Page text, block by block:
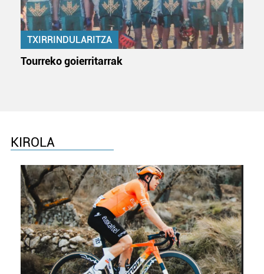
TXIRRINDULARITZA
Tourreko goierritarrak
KIROLA